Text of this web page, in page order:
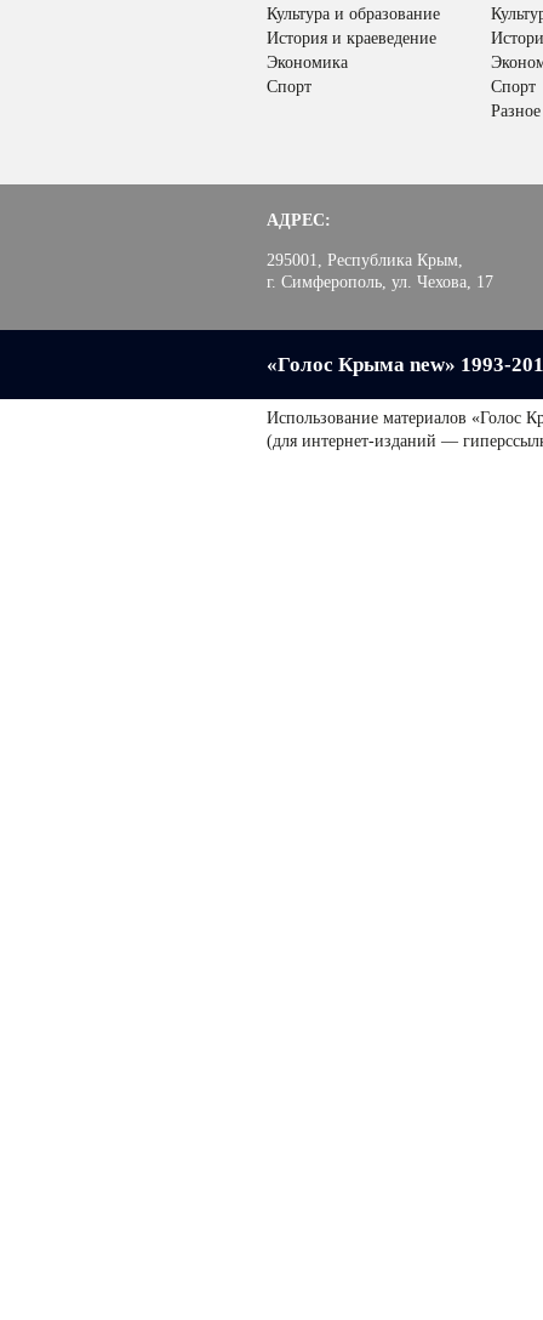
Культура и образование
История и краеведение
Экономика
Спорт
Спорт
Разное
АДРЕС:
295001, Республика Крым,
г. Симферополь, ул. Чехова, 17
«Голос Крыма new» 1993-
Использование материалов «Голос
(для интернет-изданий —